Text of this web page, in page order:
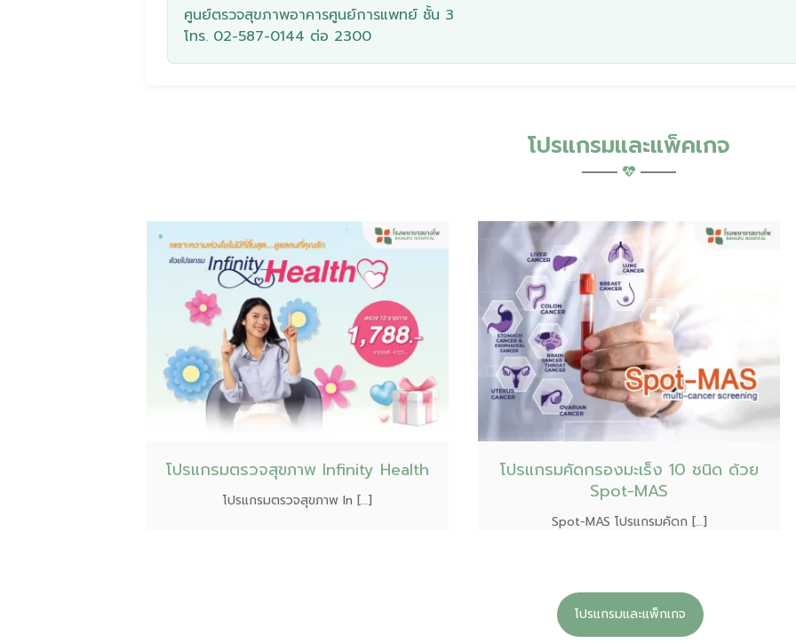
ศูนย์ตรวจสุขภาพอาคารศูนย์การแพทย์ ชั้น 3
โทร. 02-587-0144 ต่อ 2300
โปรแกรมและแพ็คเกจ
โปรแกรมตรวจสุขภาพ Infinity Health
โปรแกรมตรวจสุขภาพ In […]
โปรแกรมคัดกรองมะเร็ง 10 ชนิด ด้วย
Spot-MAS
Spot-MAS โปรแกรมคัดก […]
โปรแกรมและแพ็กเกจ